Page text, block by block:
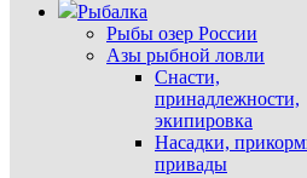
Рыбалка
Рыбы озер России
Азы рыбной ловли
Снасти,
принадлежности,
экипировка
Насадки,
привады